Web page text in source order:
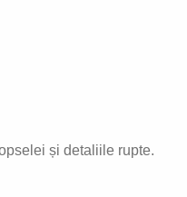
și detaliile rupte.